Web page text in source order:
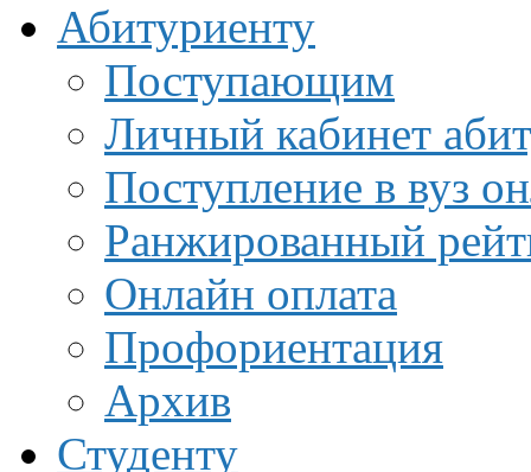
Абитуриенту
Поступающим
Личный кабинет
Поступление в вуз
Ранжированный
Онлайн оплата
Профориентация
Архив
Студенту